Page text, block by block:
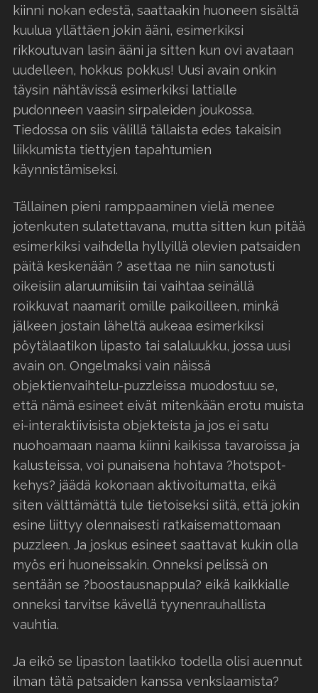
kiinni nokan edestä, saattaakin huoneen sisältä
kuulua yllättäen jokin ääni, esimerkiksi
rikkoutuvan lasin ääni ja sitten kun ovi avataan
uudelleen, hokkus pokkus! Uusi avain onkin
täysin nähtävissä esimerkiksi lattialle
pudonneen vaasin sirpaleiden joukossa.
Tiedossa on siis välillä tällaista edes takaisin
liikkumista tiettyjen tapahtumien
käynnistämiseksi.
Tällainen pieni ramppaaminen vielä menee
jotenkuten sulatettavana, mutta sitten kun pitää
esimerkiksi vaihdella hyllyillä olevien patsaiden
päitä keskenään ? asettaa ne niin sanotusti
oikeisiin alaruumiisiin tai vaihtaa seinällä
roikkuvat naamarit omille paikoilleen, minkä
jälkeen jostain läheltä aukeaa esimerkiksi
pöytälaatikon lipasto tai salaluukku, jossa uusi
avain on. Ongelmaksi vain näissä
objektienvaihtelu-puzzleissa muodostuu se,
että nämä esineet eivät mitenkään erotu muista
ei-interaktiivisista objekteista ja jos ei satu
nuohoamaan naama kiinni kaikissa tavaroissa ja
kalusteissa, voi punaisena hohtava ?hotspot-
kehys? jäädä kokonaan aktivoitumatta, eikä
siten välttämättä tule tietoiseksi siitä, että jokin
esine liittyy olennaisesti ratkaisemattomaan
puzzleen. Ja joskus esineet saattavat kukin olla
myös eri huoneissakin. Onneksi pelissä on
sentään se ?boostausnappula? eikä kaikkialle
onneksi tarvitse kävellä tyynenrauhallista
vauhtia.
Ja eikö se lipaston laatikko todella olisi auennut
ilman tätä patsaiden kanssa venkslaamista?